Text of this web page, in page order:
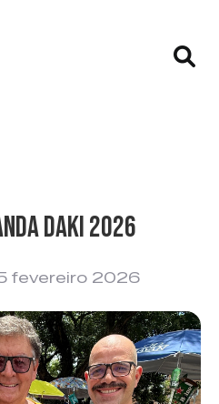
Daki 2026
fevereiro 2026